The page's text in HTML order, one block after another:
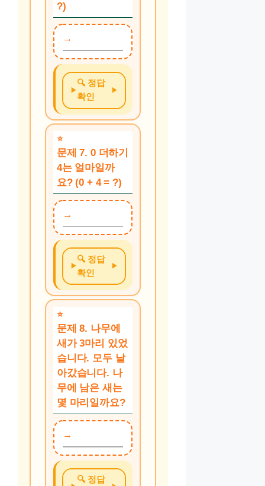
?)
🔍 정답
확인
문제 7. 0 더하기
4는 얼마일까
요? (0 + 4 = ?)
🔍 정답
확인
문제 8. 나무에
새가 3마리 있었
습니다. 모두 날
아갔습니다. 나
무에 남은 새는
몇 마리일까요?
🔍 정답